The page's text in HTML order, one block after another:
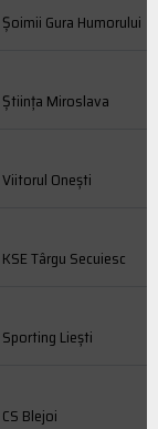
Şoimii Gura Humorului
Știința Miroslava
Viitorul Onești
KSE Târgu Secuiesc
Sporting Liești
CS Blejoi